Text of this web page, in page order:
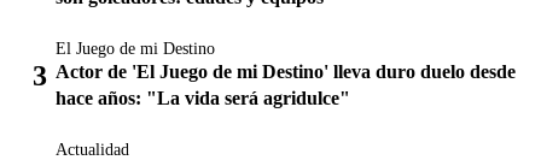
El Juego de mi Destino
Actor de 'El Juego de mi Destino' lleva duro duelo desde
hace años: "La vida será agridulce"
Actualidad